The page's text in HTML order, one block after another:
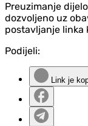
Preuzimanje
dozvoljeno uz
postavljanje linka
Podijeli:
Link je